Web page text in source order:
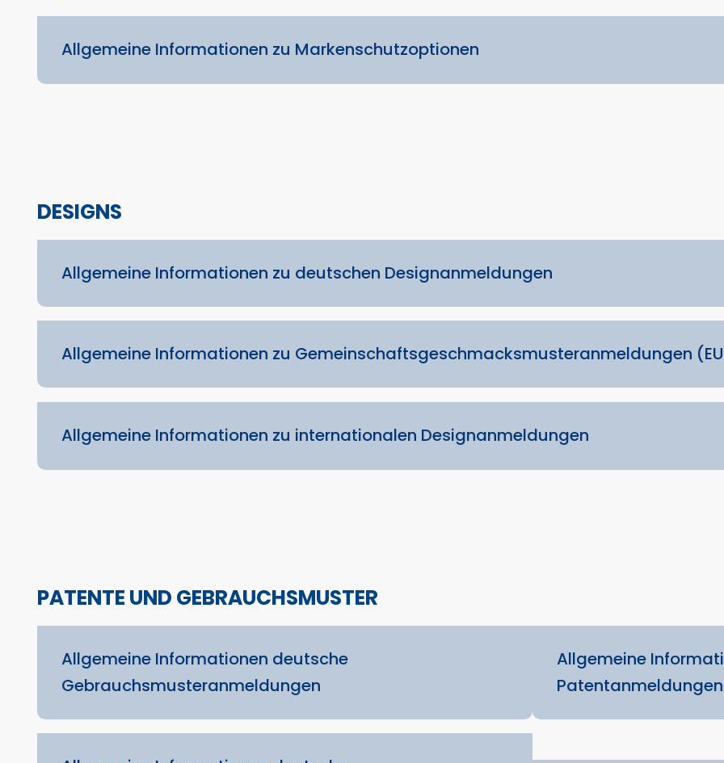
Allgemeine Informationen zu Markenschutzoptionen
DESIGNS
Allgemeine Informationen zu deutschen Designanmeldungen
Allgemeine Informationen zu Gemeinschaftsgeschmacksmusteranmeldungen
Allgemeine Informationen zu internationalen Designanmeldungen
PATENTE UND GEBRAUCHSMUSTER
Allgemeine Informationen deutsche
Gebrauchsmusteranmeldungen
Allgemeine
Patentanmeldungen